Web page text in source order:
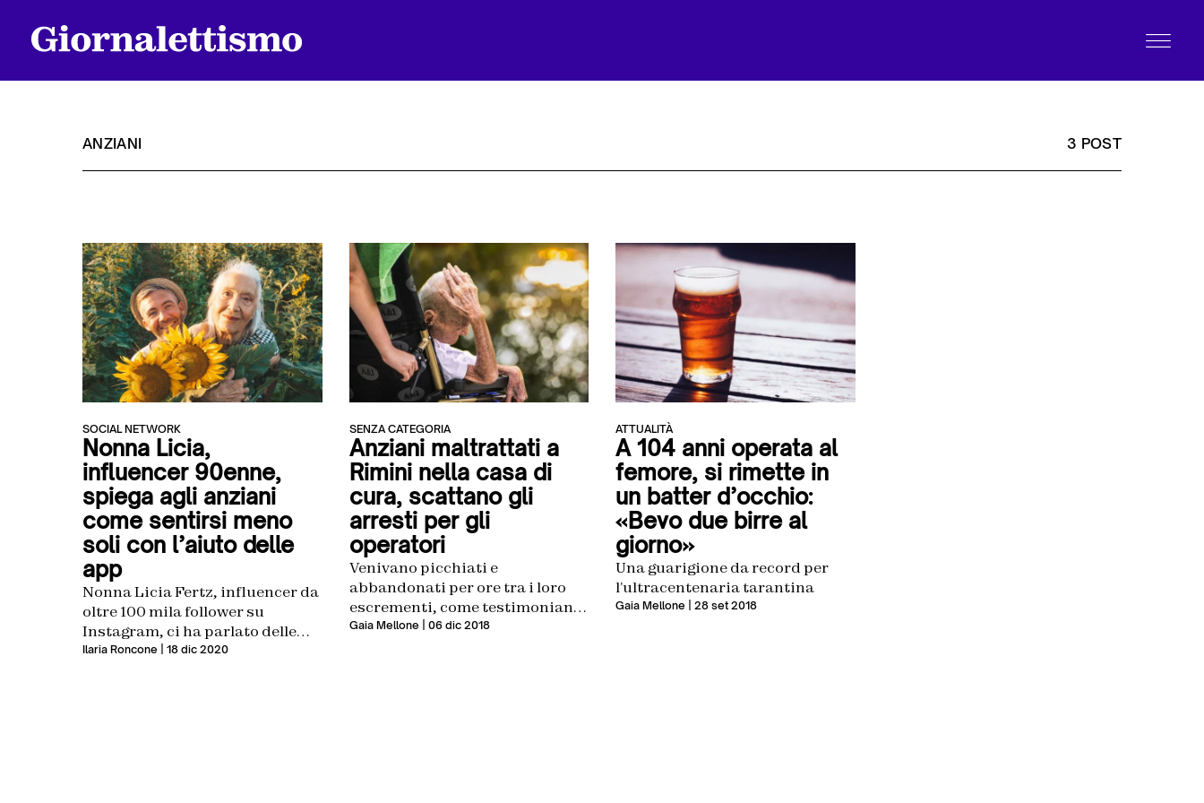
Chi siamo
Contatti
ANZIANI 3 POST
SOCIAL NETWORK
Nonna Licia,
influencer 90enne,
spiega agli anziani
come sentirsi meno
soli con l’aiuto delle
app
Nonna Licia Fertz, influencer da
oltre 100 mila follower su
Instagram, ci ha parlato delle
tecnologie appositamente
Ilaria Roncone | 18 dic 2020
SENZA CATEGORIA
Anziani maltrattati a
Rimini nella casa di
cura, scattano gli
arresti per gli
operatori
Venivano picchiati e
abbandonati per ore tra i loro
escrementi, come testimoniano
registrazioni audio e video. La
Gaia Mellone | 06 dic 2018
ATTUALITÀ
A 104 anni operata al
femore, si rimette in
un batter d’occhio:
«Bevo due birre al
giorno»
Una guarigione da record per
l’ultracentenaria tarantina
Gaia Mellone | 28 set 2018